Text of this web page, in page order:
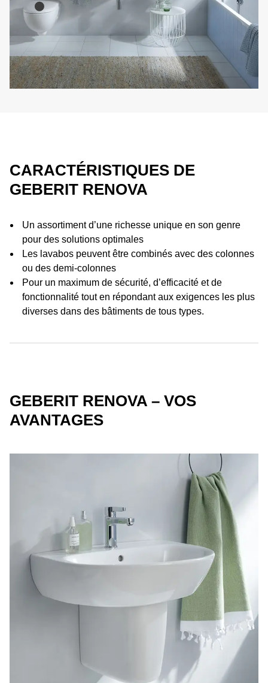
CARACTÉRISTIQUES DE
GEBERIT RENOVA
Un assortiment d’une richesse unique en son genre
pour des solutions optimales
Les lavabos peuvent être combinés avec des colonnes
ou des demi-colonnes
Pour un maximum de sécurité, d’efficacité et de
fonctionnalité tout en répondant aux exigences les plus
diverses dans des bâtiments de tous types.
GEBERIT RENOVA – VOS
AVANTAGES